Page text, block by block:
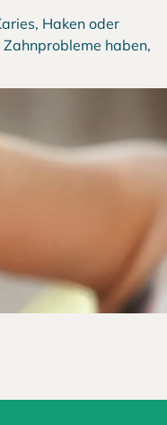
Haken oder
haben,